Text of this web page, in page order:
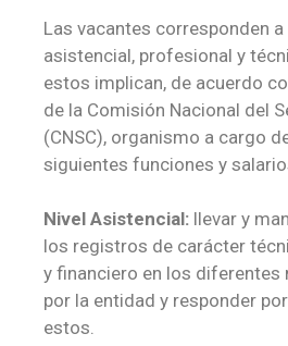
Las vacantes corresponden
asistencial, profesional y
estos implican, de acuerdo
de la Comisión Nacional del
(CNSC), organismo a cargo
siguientes funciones y
Nivel Asistencial: llevar y
los registros de carácter
y financiero en los
por la entidad y responder
estos.